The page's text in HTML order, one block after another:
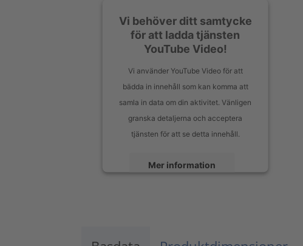
Vi behöver ditt samtycke
för att ladda tjänsten
YouTube Video!
Vi använder YouTube Video för att
bädda in innehåll som kan komma att
samla in data om din aktivitet. Vänligen
granska detaljerna och acceptera
tjänsten för att se detta innehåll.
Mer information